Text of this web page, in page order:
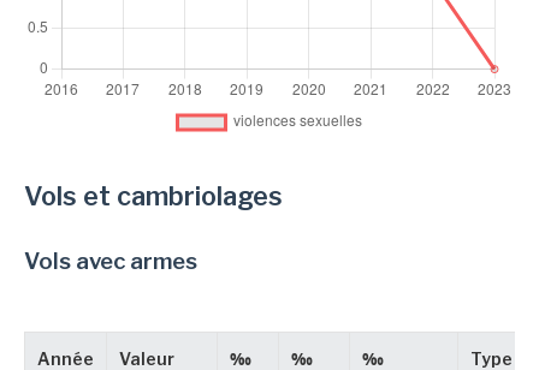
Vols et cambriolages
Vols avec armes
Année Valeur ‰
‰
‰
Type